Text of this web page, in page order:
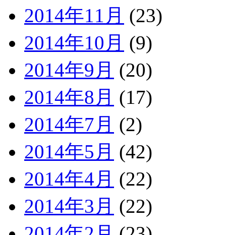
2014年11月 (23)
2014年10月 (9)
2014年9月 (20)
2014年8月 (17)
2014年7月 (2)
2014年5月 (42)
2014年4月 (22)
2014年3月 (22)